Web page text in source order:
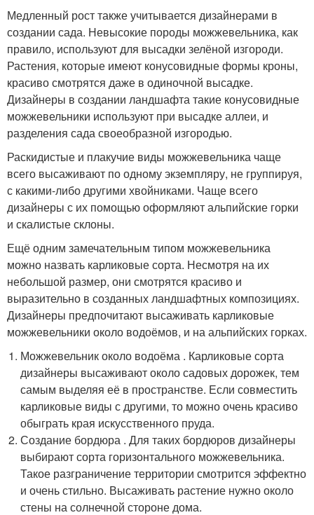
Медленный рост также учитывается дизайнерами в
создании сада. Невысокие породы можжевельника, как
правило, используют для высадки зелёной изгороди.
Растения, которые имеют конусовидные формы кроны,
красиво смотрятся даже в одиночной высадке.
Дизайнеры в создании ландшафта такие конусовидные
можжевельники используют при высадке аллеи, и
разделения сада своеобразной изгородью.
Раскидистые и плакучие виды можжевельника чаще
всего высаживают по одному экземпляру, не группируя,
с какими-либо другими хвойниками. Чаще всего
дизайнеры с их помощью оформляют альпийские горки
и скалистые склоны.
Ещё одним замечательным типом можжевельника
можно назвать карликовые сорта. Несмотря на их
небольшой размер, они смотрятся красиво и
выразительно в созданных ландшафтных композициях.
Дизайнеры предпочитают высаживать карликовые
можжевельники около водоёмов, и на альпийских горках.
Можжевельник около водоёма . Карликовые сорта
дизайнеры высаживают около садовых дорожек, тем
самым выделяя её в пространстве. Если совместить
карликовые виды с другими, то можно очень красиво
обыграть края искусственного пруда.
Создание бордюра . Для таких бордюров дизайнеры
выбирают сорта горизонтального можжевельника.
Такое разграничение территории смотрится эффектно
и очень стильно. Высаживать растение нужно около
стены на солнечной стороне дома.